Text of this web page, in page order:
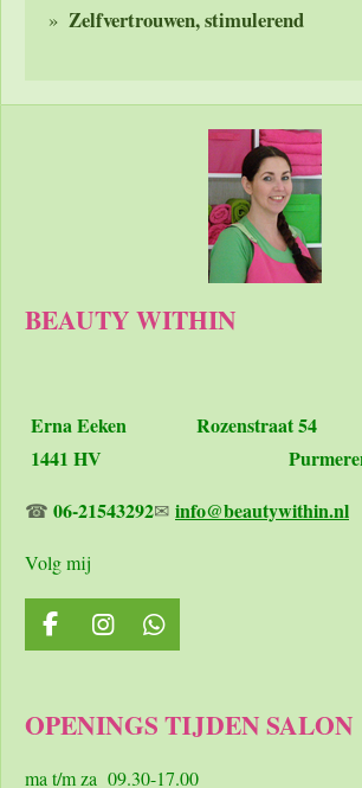
Zelfvertrouwen, stimulerend
BEAUTY WITHIN
Erna Eeken Rozenstraat 54
1441 HV
☎ 06-21543292✉ info@beautywithin.nl
Volg mij
F
a
b
o
I
n
a
r
W
h
s
p
OPENINGS TIJDEN SALON
ma t/m za 09.30-17.00